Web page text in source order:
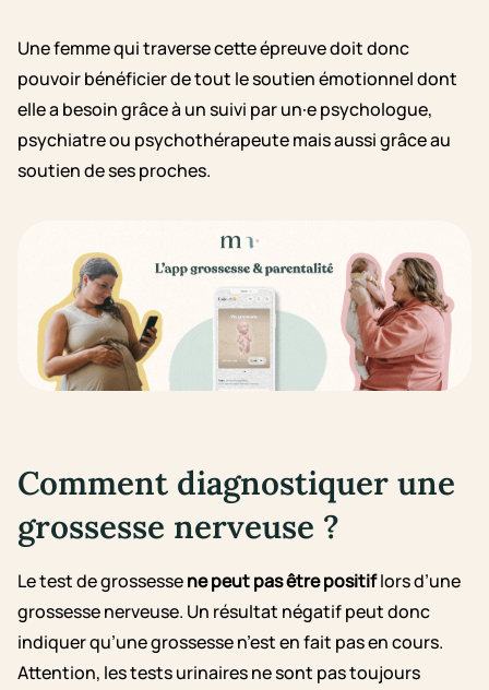
Une femme qui traverse cette épreuve doit donc
pouvoir bénéficier de tout le soutien émotionnel dont
elle a besoin grâce à un suivi par un·e psychologue,
psychiatre ou psychothérapeute mais aussi grâce au
soutien de ses proches.
Comment diagnostiquer une
grossesse nerveuse ?
Le test de grossessene peut pas être positiflors d’une
grossesse nerveuse. Un résultat négatif peut donc
indiquer qu’une grossesse n’est en fait pas en cours.
Attention, les tests urinaires ne sont pas toujours